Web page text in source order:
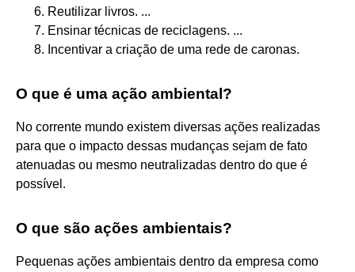
Reutilizar livros. ...
Ensinar técnicas de reciclagens. ...
Incentivar a criação de uma rede de caronas.
O que é uma ação ambiental?
No corrente mundo existem diversas ações realizadas
para que o impacto dessas mudanças sejam de fato
atenuadas ou mesmo neutralizadas dentro do que é
possível.
O que são ações ambientais?
Pequenas ações ambientais dentro da empresa como